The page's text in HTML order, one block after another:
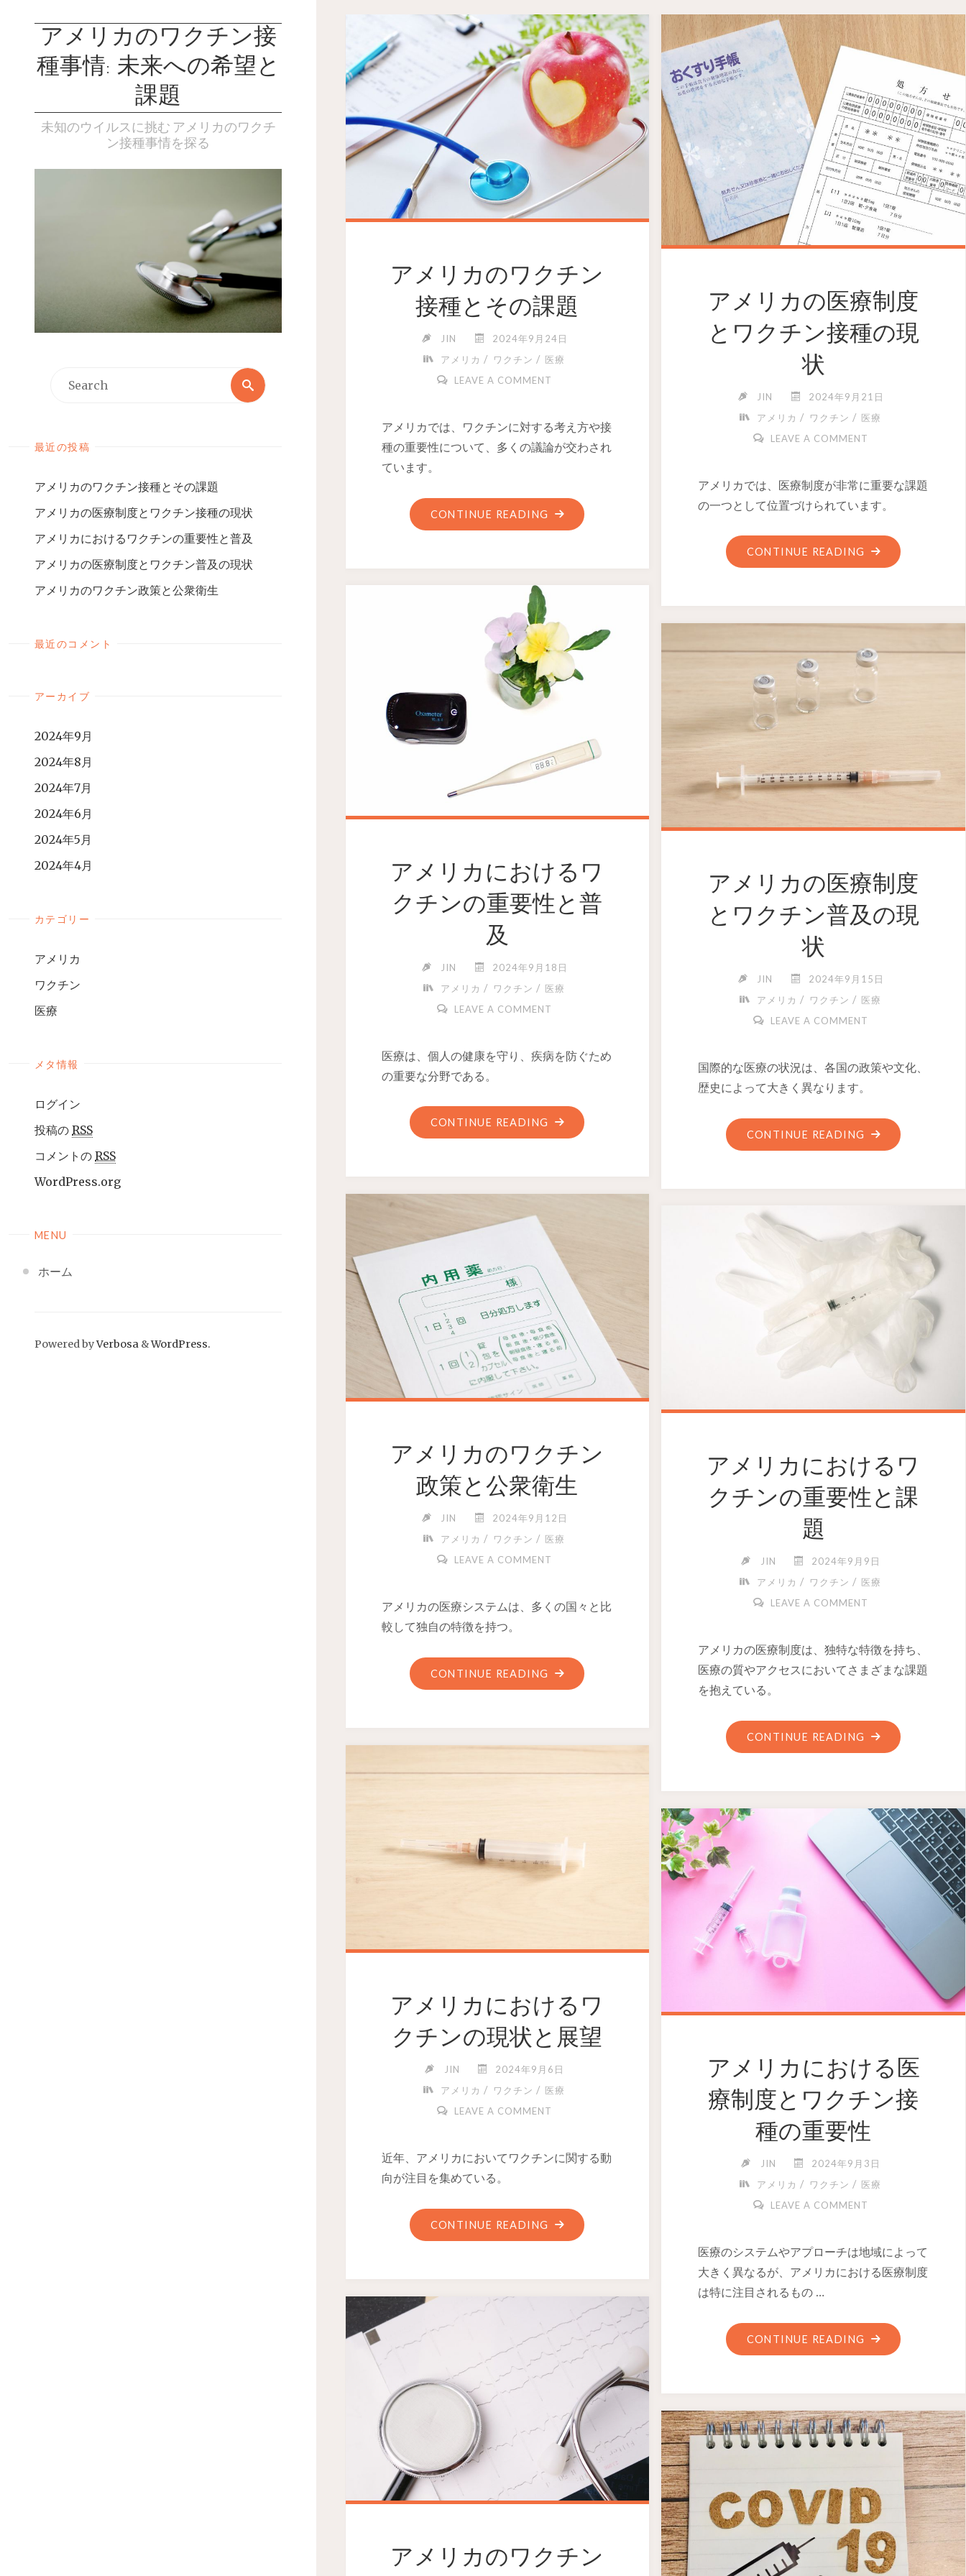
アメリカのワクチン接
種事情: 未来への希望と
課題
未知のウイルスに挑む アメリカのワクチ
ン接種事情を探る
最近の投稿
アメリカのワクチン接種とその課題
アメリカの医療制度とワクチン接種の現状
アメリカにおけるワクチンの重要性と普及
アメリカの医療制度とワクチン普及の現状
アメリカのワクチン政策と公衆衛生
最近のコメント
アーカイブ
2024年9月
2024年8月
2024年7月
2024年6月
2024年5月
2024年4月
カテゴリー
アメリカ
ワクチン
医療
メタ情報
ログイン
投稿の RSS
コメントの RSS
WordPress.org
MENU
ホーム
Powered byVerbosa &WordPress.
アメリカのワクチン
接種とその課題
JIN
2024年9月24日
アメリカ / ワクチン / 医療
LEAVE A COMMENT
アメリカでは、ワクチンに対する考え方や接
種の重要性について、多くの議論が交わされ
ています。
CONTINUE READING
アメリカの医療制度
とワクチン接種の現
状
JIN
2024年9月21日
アメリカ / ワクチン / 医療
LEAVE A COMMENT
アメリカでは、医療制度が非常に重要な課題
の一つとして位置づけられています。
CONTINUE READING
アメリカにおけるワ
クチンの重要性と普
及
JIN
2024年9月18日
アメリカ / ワクチン / 医療
LEAVE A COMMENT
医療は、個人の健康を守り、疾病を防ぐため
の重要な分野である。
CONTINUE READING
アメリカの医療制度
とワクチン普及の現
状
JIN
2024年9月15日
アメリカ / ワクチン / 医療
LEAVE A COMMENT
国際的な医療の状況は、各国の政策や文化、
歴史によって大きく異なります。
CONTINUE READING
アメリカのワクチン
政策と公衆衛生
JIN
2024年9月12日
アメリカ / ワクチン / 医療
LEAVE A COMMENT
アメリカの医療システムは、多くの国々と比
較して独自の特徴を持つ。
CONTINUE READING
アメリカにおけるワ
クチンの重要性と課
題
JIN
2024年9月9日
アメリカ / ワクチン / 医療
LEAVE A COMMENT
アメリカの医療制度は、独特な特徴を持ち、
医療の質やアクセスにおいてさまざまな課題
を抱えている。
CONTINUE READING
アメリカにおけるワ
クチンの現状と展望
JIN
2024年9月6日
アメリカ / ワクチン / 医療
LEAVE A COMMENT
近年、アメリカにおいてワクチンに関する動
向が注目を集めている。
CONTINUE READING
アメリカにおける医
療制度とワクチン接
種の重要性
JIN
2024年9月3日
アメリカ / ワクチン / 医療
LEAVE A COMMENT
医療のシステムやアプローチは地域によって
大きく異なるが、アメリカにおける医療制度
は特に注目されるもの …
CONTINUE READING
アメリカのワクチン